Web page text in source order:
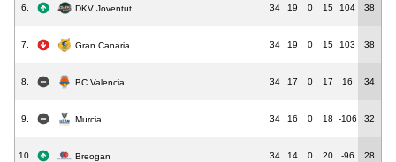
6. DKV Joventut 34 19 0 15 104 38
7. Gran Canaria 34 19 0 15 103 38
8. BC Valencia 34 17 0 17 16 34
9. Murcia 34 16 0 18 -106 32
10. Breogan 34 14 0 20 -96 28